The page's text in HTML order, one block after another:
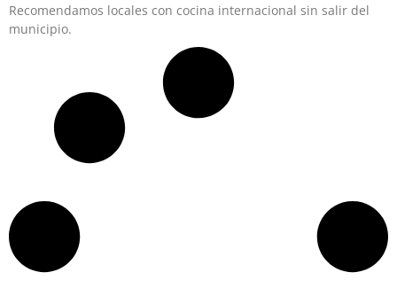
Recomendamos locales con cocina internacional sin salir del
municipio.